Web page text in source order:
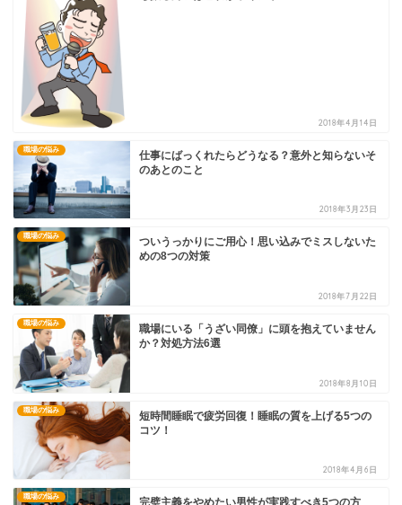
2018年4月14日
職場の悩み
仕事にばっくれたらどうなる？意外と知らないそ
のあとのこと
2018年3月23日
職場の悩み
ついうっかりにご用心！思い込みでミスしないた
めの8つの対策
2018年7月22日
職場の悩み
職場にいる「うざい同僚」に頭を抱えていません
か？対処方法6選
2018年8月10日
職場の悩み
短時間睡眠で疲労回復！睡眠の質を上げる5つの
コツ！
2018年4月6日
職場の悩み